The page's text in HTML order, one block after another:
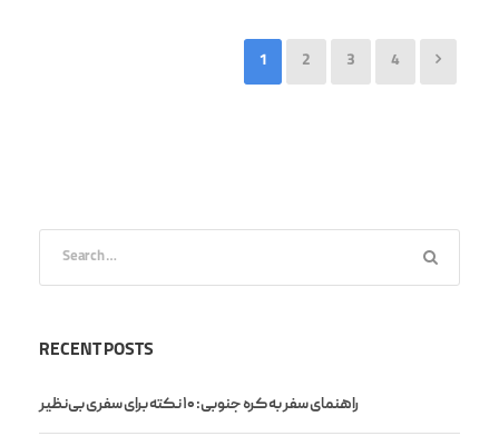
1 2 3 4
RECENT POSTS
راهنمای سفر به کره جنوبی: ۱۰ نکته برای سفری بی‌نظیر